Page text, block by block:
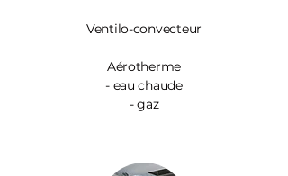
Ventilo-convecteur
Aérotherme
- eau chaude
- gaz